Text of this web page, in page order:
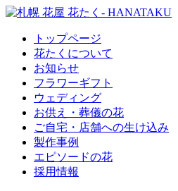
トップページ
花たくについて
お知らせ
フラワーギフト
ウェディング
お供え・葬儀の花
ご自宅・店舗への生け込み
製作事例
エピソードの花
採用情報